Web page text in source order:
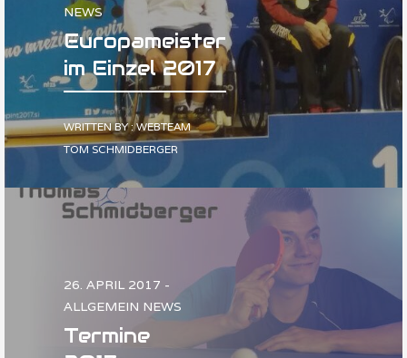
NEWS
Europameister
im Einzel 2017
WRITTEN BY : WEBTEAM
TOM SCHMIDBERGER
26. APRIL 2017 -
ALLGEMEIN NEWS
Termine